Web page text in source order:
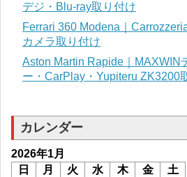
デジ・Blu-ray取り付け
Ferrari 360 Modena｜
カメラ取り付け
Aston Martin Rapide｜MAXWIN
ー・CarPlay・Yupiteru ZK3200
カレンダー
2026年1月
日
月 火 水 木 金 土